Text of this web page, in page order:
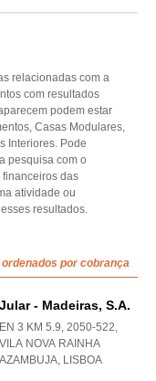
relacionadas com a
com resultados
podem estar
Casas Modulares,
Interiores. Pode
pesquisa com o
das
atividade ou
resultados.
por cobrança
Jular - Madeiras, S.a.
EN 3 KM 5.9, 2050-522,
VILA NOVA RAINHA
AZAMBUJA, LISBOA